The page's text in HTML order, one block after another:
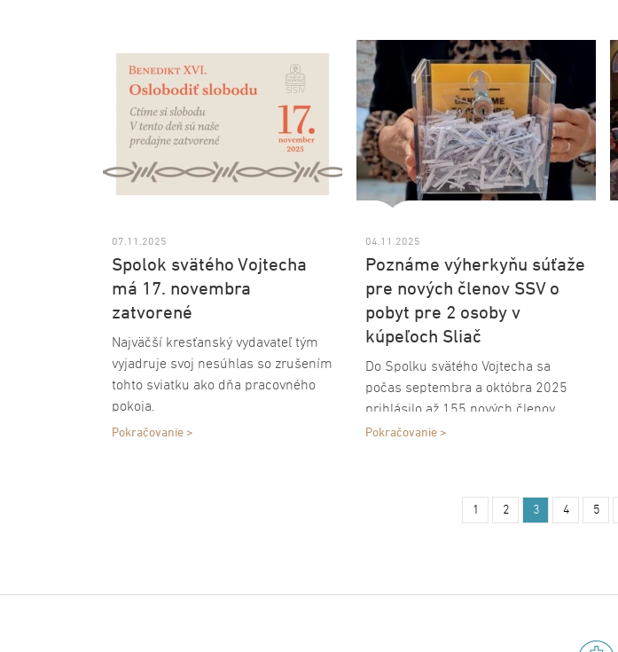
Bratislave.
07.11.2025
Spolok svätého Vojtecha
má 17. novembra
zatvorené
Najväčší kresťanský vydavateľ tým
vyjadruje svoj nesúhlas so zrušením
tohto sviatku ako dňa pracovného
pokoja.
Pokračovanie >
04.11.2025
Poznáme výherkyňu súťaže
pre nových členov SSV o
pobyt pre 2 osoby v
kúpeľoch Sliač
Do Spolku svätého Vojtecha sa
počas septembra a októbra 2025
prihlásilo až 155 nových členov.
Pokračovanie >
1 2 3 4 5